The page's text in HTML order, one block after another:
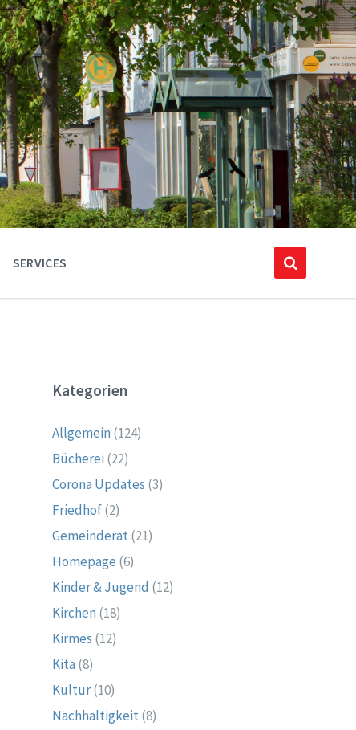
SERVICES
Kategorien
Allgemein (124)
Bücherei (22)
Corona Updates (3)
Friedhof(2)
Gemeinderat(21)
Homepage (6)
Kinder & Jugend (12)
Kirchen (18)
Kirmes (12)
Kita (8)
Kultur(10)
Nachhaltigkeit(8)